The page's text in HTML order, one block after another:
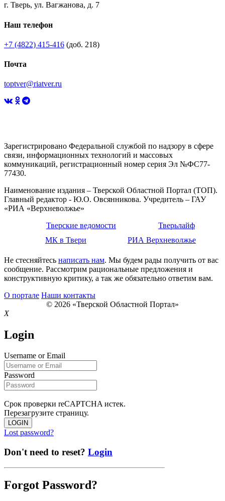
г. Тверь, ул. Вагжанова, д. 7
Наш телефон
+7 (4822) 415-416 (доб. 218)
Почта
toptver@riatver.ru
Зарегистрировано Федеральной службой по надзору в сфере
связи, информационных технологий и массовых
коммуникаций, регистрационный номер серия Эл №ФС77-
77430.
Наименование издания – Тверской Областной Портал (ТОП).
Главный редактор - Ю.О. Овсянникова. Учредитель – ГАУ
«РИА «Верхневолжье»
Тверские ведомости
Тверьлайф
МК в Твери
РИА Верхневолжье
Не стесняйтесь написать нам. Мы будем рады получить от вас
сообщение. Рассмотрим рациональные предложения и
конструктивную критику, а так же обязательно ответим вам.
О портале Наши контакты
© 2026 «Тверской Областной Портал»
X
Login
Username or Email
Password
Срок проверки reCAPTCHA истек.
Перезагрузите страницу.
LOGIN
Lost password?
Don't need to reset? Login
Forgot Password?